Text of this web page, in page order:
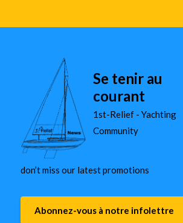
Se tenir au
courant
1st-Relief - Yachting
Community
don’t miss our latest promotions
Abonnez-vous à notre infolettre